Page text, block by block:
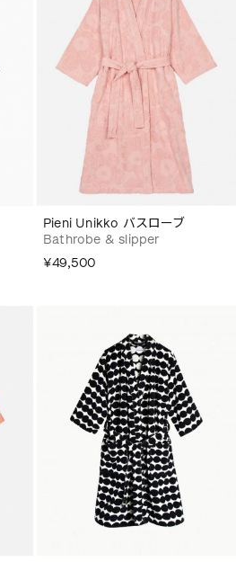
Pieni Unikko バスローブ
Bathrobe & slipper
¥49,500